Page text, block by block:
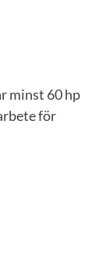
minst 60 hp
för